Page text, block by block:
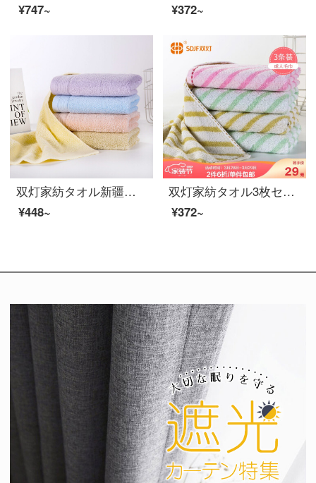
¥747~
¥372~
双灯家紡タオル新疆長絨綿家庭用の無地の親肌に厚いティッシュを加えて簡単に純綿の清潔なフェイスタオルを吸水します。
¥448~
双灯家紡タオル3枚セット親肌大人用洗顔タオル新疆綿家庭用タオルストライプの日系洗顔タオルピンク/黄/緑の迫力3本セット72*33 cm
¥372~